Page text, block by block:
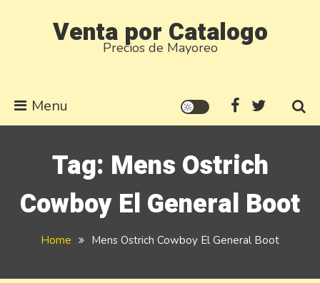
Venta por Catalogo
Precios de Mayoreo
Menu
Tag: Mens Ostrich
Cowboy El General Boot
Home Mens Ostrich Cowboy El General Boot